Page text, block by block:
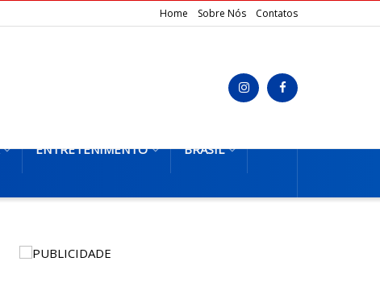
Home Sobre Nós Contatos
ENTRETENIMENTO BRASIL